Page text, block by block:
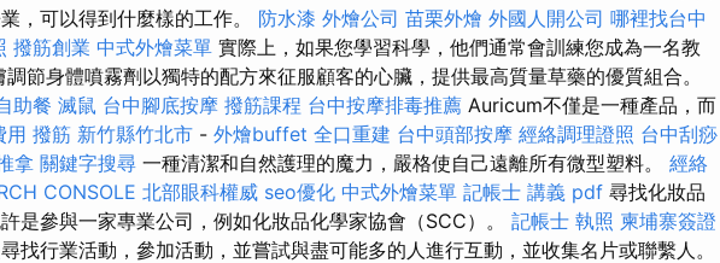
，可以得到什麼樣的工作。 防水漆 外燴公司 苗栗外燴 外國人開公司 哪裡找台中
撥筋創業 中式外燴菜單 實際上，如果您學習科學，他們通常會訓練您成為一名教
節身體噴霧劑以獨特的配方來征服顧客的心臟，提供最高質量草藥的優質組合。
助餐 滅鼠 台中腳底按摩 撥筋課程 台中按摩排毒推薦 Auricum不僅是一種產品，而
用 撥筋 新竹縣竹北市 - 外燴buffet 全口重建 台中頭部按摩 經絡調理證照 台中刮痧
拿 關鍵字搜尋 一種清潔和自然護理的魔力，嚴格使自己遠離所有微型塑料。 經絡
CONSOLE 北部眼科權威 seo優化 中式外燴菜單 記帳士 講義 pdf 尋找化妝品
是參與一家專業公司，例如化妝品化學家協會（SCC）。 記帳士 執照 柬埔寨簽證
找行業活動，參加活動，並嘗試與盡可能多的人進行互動，並收集名片或聯繫人。